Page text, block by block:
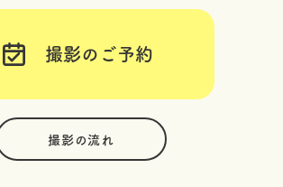
撮影のご予約
撮影の流れ